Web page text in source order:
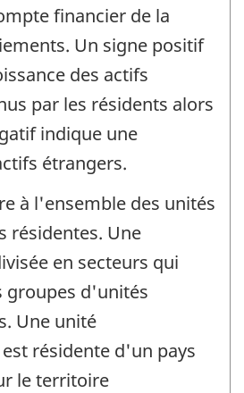
financier de la
Un signe positif
des actifs
par les résidents alors
indique une
étrangers.
à l'ensemble des unités
résidentes. Une
en secteurs qui
groupes d'unités
Une unité
résidente d'un pays
le territoire